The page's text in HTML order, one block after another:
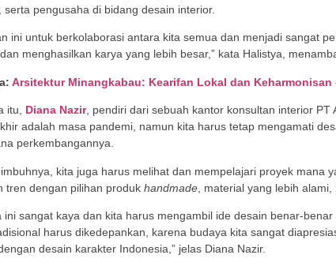
serta pengusaha di bidang desain interior.
ini untuk berkolaborasi antara kita semua dan menjadi sangat
menghasilkan karya yang lebih besar,” kata Halistya,
Arsitektur Minangkabau: Kearifan Lokal dan Keharmonisan
itu, Diana Nazir, pendiri dari sebuah kantor konsultan interior
adalah masa pandemi, namun kita harus tetap mengamati
perkembangannya.
kita juga harus melihat dan mempelajari proyek mana
tren dengan pilihan produk handmade , material yang lebih
ini sangat kaya dan kita harus mengambil ide desain benar-
harus dikedepankan, karena budaya kita sangat
desain karakter Indonesia,” jelas Diana Nazir.